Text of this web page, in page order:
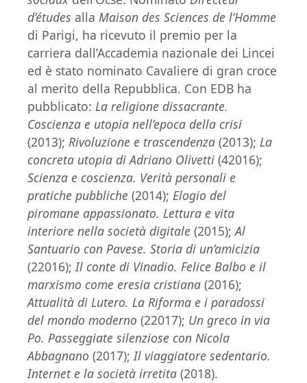
d’études alla Maison des Sciences de l’Homme
di Parigi, ha ricevuto il premio per la
carriera dall’Accademia nazionale dei Lincei
ed è stato nominato Cavaliere di gran croce
al merito della Repubblica. Con EDB ha
pubblicato: La religione dissacrante.
Coscienza e utopia nell’epoca della crisi
(2013); Rivoluzione e trascendenza (2013); La
concreta utopia di Adriano Olivetti (42016);
Scienza e coscienza. Verità personali e
pratiche pubbliche (2014); Elogio del
piromane appassionato. Lettura e vita
interiore nella società digitale (2015);Al
Santuario con Pavese. Storia di un’amicizia
(22016);Il conte di Vinadio. Felice Balbo e il
marxismo come eresia cristiana (2016);
Attualità di Lutero. La Riforma e i paradossi
del mondo moderno (22017); Un greco in via
Po. Passeggiate silenziose con Nicola
Abbagnano (2017);Il viaggiatore sedentario.
Internet e la società irretita (2018).